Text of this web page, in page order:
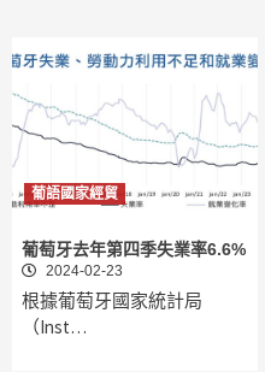
葡語國家經貿
葡萄牙去年第四季失業率6.6%
2024-02-23
根據葡萄牙國家統計局
（Inst…